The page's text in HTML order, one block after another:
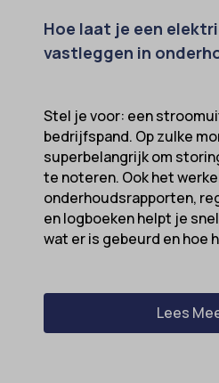
Hoe laat je een
vastleggen in
Stel je voor: een
bedrijfspand. Op zulke
superbelangrijk om
te noteren. Ook het
onderhoudsrapporten,
en logboeken helpt je
wat er is gebeurd en hoe
Lees